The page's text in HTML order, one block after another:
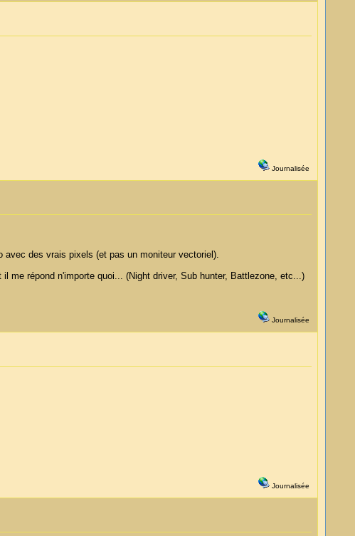
Journalisée
avec des vrais pixels (et pas un moniteur vectoriel).
me répond n'importe quoi... (Night driver, Sub hunter, Battlezone, etc...)
Journalisée
Journalisée